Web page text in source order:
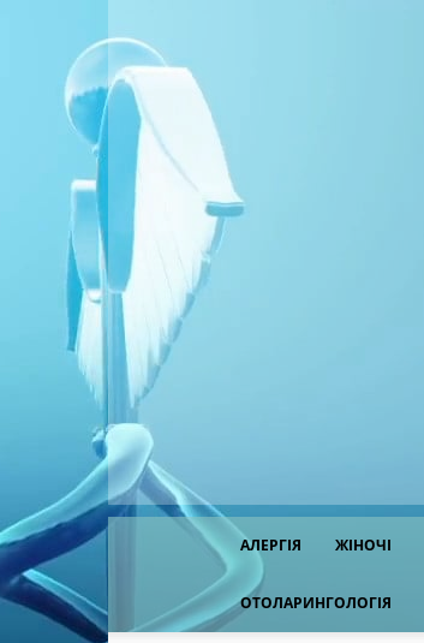
АЛЕРГІЯ ЖІНОЧІ
ОТОЛАРИНГОЛОГІЯ